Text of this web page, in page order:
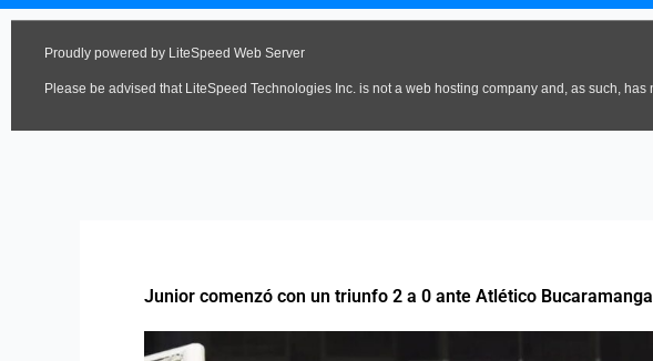
Junior comenzó con un triunfo 2 a 0 ante Atlético Bucaramanga